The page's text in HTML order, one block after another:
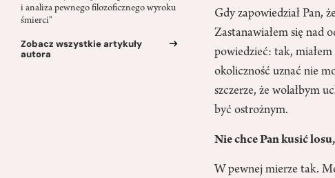
i analiza pewnego filozoficznego wyroku
śmierci"
Zobacz wszystkie artykuły
autora
Gdy zapowiedział Pan,
Zastanawiałem się nad
powiedzieć: tak,
okoliczność uznać nie
szczerze, że wolałbym
być ostrożnym.
Nie chce Pan kusić
W pewnej mierze tak.